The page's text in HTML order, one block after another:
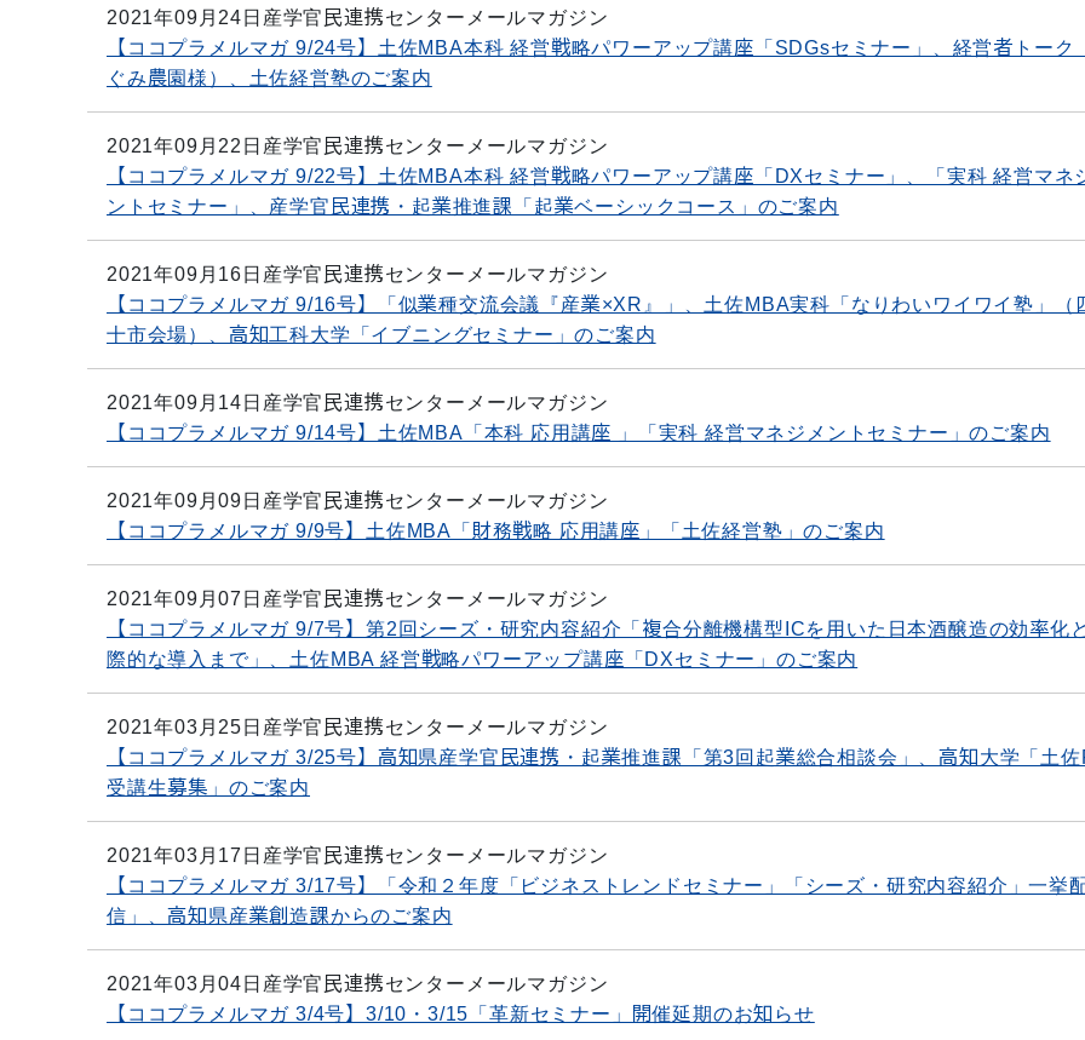
2021年09月24日 産学官民連携センターメールマガジン
【ココプラメルマガ 9/24号】土佐MBA本科 経営戦略パワーアップ講座「SDGsセミナー」、経営者トーク
ぐみ農園様）、土佐経営塾のご案内
2021年09月22日 産学官民連携センターメールマガジン
【ココプラメルマガ 9/22号】土佐MBA本科 経営戦略パワーアップ講座「DXセミナー」、「実科 経営マネ
ントセミナー」、産学官民連携・起業推進課「起業ベーシックコース」のご案内
2021年09月16日 産学官民連携センターメールマガジン
【ココプラメルマガ 9/16号】「似業種交流会議『産業×XR』」、土佐MBA実科「なりわいワイワイ塾」（
十市会場）、高知工科大学「イブニングセミナー」のご案内
2021年09月14日 産学官民連携センターメールマガジン
【ココプラメルマガ 9/14号】土佐MBA「本科 応用講座 」「実科 経営マネジメントセミナー」のご案内
2021年09月09日 産学官民連携センターメールマガジン
【ココプラメルマガ 9/9号】土佐MBA「財務戦略 応用講座」「土佐経営塾」のご案内
2021年09月07日 産学官民連携センターメールマガジン
【ココプラメルマガ 9/7号】第2回シーズ・研究内容紹介「複合分離機構型ICを用いた日本酒醸造の効率化
際的な導入まで」、土佐MBA 経営戦略パワーアップ講座「DXセミナー」のご案内
2021年03月25日 産学官民連携センターメールマガジン
【ココプラメルマガ 3/25号】高知県産学官民連携・起業推進課「第3回起業総合相談会」、高知大学「土佐
受講生募集」のご案内
2021年03月17日 産学官民連携センターメールマガジン
【ココプラメルマガ 3/17号】「令和２年度「ビジネストレンドセミナー」「シーズ・研究内容紹介」一挙
信」、高知県産業創造課からのご案内
2021年03月04日 産学官民連携センターメールマガジン
【ココプラメルマガ 3/4号】3/10・3/15「革新セミナー」開催延期のお知らせ